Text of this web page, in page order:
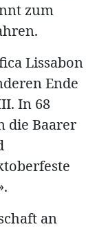
zum
Lissabon
Ende
In 68
die Baarer
an